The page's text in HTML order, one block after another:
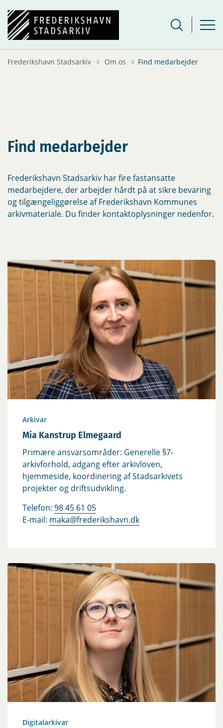
Frederikshavn Stadsarkiv Tilbage til
Om os Find medarbejder
Find medarbejder
Frederikshavn Stadsarkiv har fire fastansatte
medarbejdere, der arbejder hårdt på at sikre bevaring
og tilgængeliggørelse af Frederikshavn Kommunes
arkivmateriale. Du finder kontaktoplysninger nedenfor.
Arkivar
Mia Kanstrup Elmegaard
Primære ansvarsområder: Generelle §7-
arkivforhold, adgang efter arkivloven,
hjemmeside, koordinering af Stadsarkivets
projekter og driftsudvikling.
Telefon: 98 45 61 05
E-mail: maka@frederikshavn.dk
Digitalarkivar